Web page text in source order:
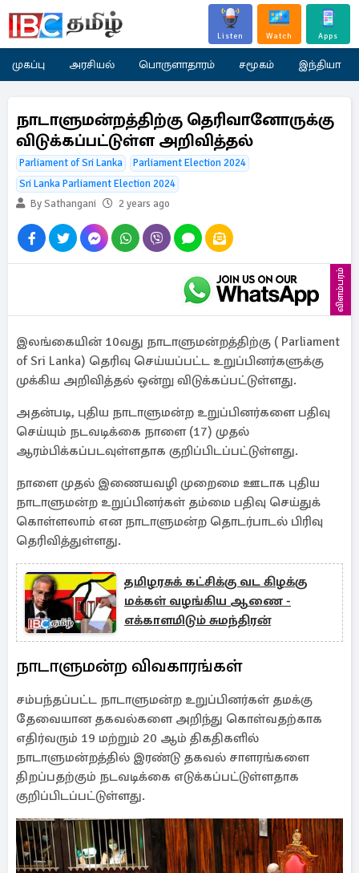
Listen Watch Apps
முகப்பு அரசியல் பொருளாதாரம் சமூகம் இந்தியா
நாடாளுமன்றத்திற்கு தெரிவானோருக்கு
விடுக்கப்பட்டுள்ள அறிவித்தல்
Parliament of Sri Lanka
Parliament Election 2024
Sri Lanka Parliament Election 2024
By Sathangani
2 years ago
விளம்பரம்
இலங்கையின் 10வது நாடாளுமன்றத்திற்கு ( Parliament
of Sri Lanka) தெரிவு செய்யப்பட்ட உறுப்பினர்களுக்கு
முக்கிய அறிவித்தல் ஒன்று விடுக்கப்பட்டுள்ளது.
அதன்படி, புதிய நாடாளுமன்ற உறுப்பினர்களை பதிவு
செய்யும் நடவடிக்கை நாளை (17) முதல்
ஆரம்பிக்கப்படவுள்ளதாக குறிப்பிடப்பட்டுள்ளது.
நாளை முதல் இணையவழி முறைமை ஊடாக புதிய
நாடாளுமன்ற உறுப்பினர்கள் தம்மை பதிவு செய்துக்
கொள்ளலாம் என நாடாளுமன்ற தொடர்பாடல் பிரிவு
தெரிவித்துள்ளது.
தமிழரசுக் கட்சிக்கு வட கிழக்கு
மக்கள் வழங்கிய ஆணை -
எக்காளமிடும் சுமந்திரன்
நாடாளுமன்ற விவகாரங்கள்
சம்பந்தப்பட்ட நாடாளுமன்ற உறுப்பினர்கள் தமக்கு
தேவையான தகவல்களை அறிந்து கொள்வதற்காக
எதிர்வரும் 19 மற்றும் 20 ஆம் திகதிகளில்
நாடாளுமன்றத்தில் இரண்டு தகவல் சாளரங்களை
திறப்பதற்கும் நடவடிக்கை எடுக்கப்பட்டுள்ளதாக
குறிப்பிடப்பட்டுள்ளது.